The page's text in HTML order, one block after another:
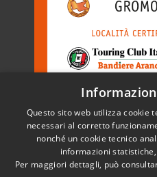
Accessibilità
Questo sito web utilizza cookie
necessari al corretto
nonché un cookie tecnico
informazioni
Per maggiori dettagli, può